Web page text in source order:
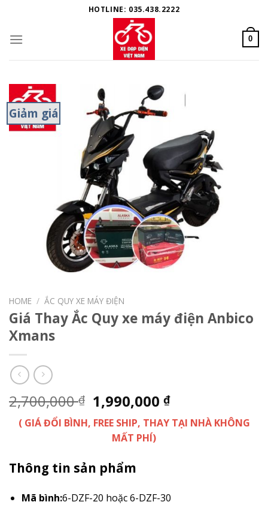
content
HOTLINE: 035.438.2222
0
Giảm giá
HOME / ẮC QUY XE MÁY ĐIỆN
Giá Thay Ắc Quy xe máy điện Anbico
Xmans
2,700,000₫ 1,990,000₫
( GIÁ ĐỔI BÌNH, FREE SHIP, THAY TẠI NHÀ KHÔNG
MẤT PHÍ)
Thông tin sản phẩm
Mã bình:6-DZF-20 hoặc 6-DZF-30